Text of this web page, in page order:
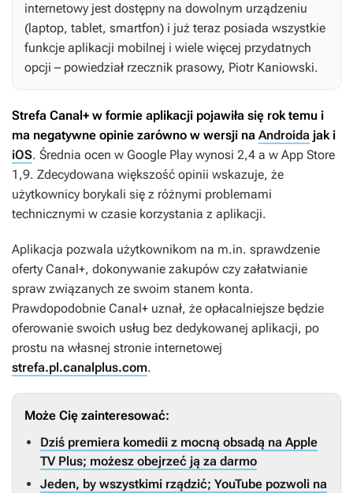
internetowy jest dostępny na dowolnym urządzeniu
(laptop, tablet, smartfon) i już teraz posiada wszystkie
funkcje aplikacji mobilnej i wiele więcej przydatnych
opcji – powiedział rzecznik prasowy, Piotr Kaniowski.
Strefa Canal+ w formie aplikacji pojawiła się rok temu i
ma negatywne opinie zarówno w wersji na Androida jak i
iOS. Średnia ocen w Google Play wynosi 2,4 a w App Store
1,9. Zdecydowana większość opinii wskazuje, że
użytkownicy borykali się z różnymi problemami
technicznymi w czasie korzystania z aplikacji.
Aplikacja pozwala użytkownikom na m.in. sprawdzenie
oferty Canal+, dokonywanie zakupów czy załatwianie
spraw związanych ze swoim stanem konta.
Prawdopodobnie Canal+ uznał, że opłacalniejsze będzie
oferowanie swoich usług bez dedykowanej aplikacji, po
prostu na własnej stronie internetowej
strefa.pl.canalplus.com.
Może Cię zainteresować:
Dziś premiera komedii z mocną obsadą na Apple
TV Plus; możesz obejrzeć ją za darmo
Jeden, by wszystkimi rządzić; YouTube pozwoli na